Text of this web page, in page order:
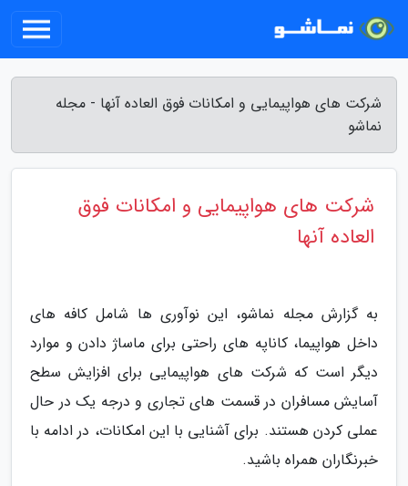
شرکت های هواپیمایی و امکانات فوق العاده آنها - مجله
نماشو
شرکت های هواپیمایی و امکانات فوق
العاده آنها
به گزارش مجله نماشو، این نوآوری ها شامل کافه های
داخل هواپیما، کاناپه های راحتی برای ماساژ دادن و موارد
دیگر است که شرکت های هواپیمایی برای افزایش سطح
آسایش مسافران در قسمت های تجاری و درجه یک در حال
عملی کردن هستند. برای آشنایی با این امکانات، در ادامه با
خبرنگاران همراه باشید.